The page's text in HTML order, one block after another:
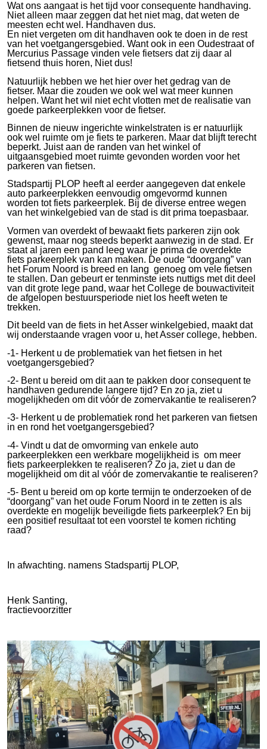
Wat ons aangaat is het tijd voor consequente handhaving.
Niet alleen maar zeggen dat het niet mag, dat weten de
meesten echt wel. Handhaven dus.
En niet vergeten om dit handhaven ook te doen in de rest
van het voetgangersgebied. Want ook in een Oudestraat of
Mercurius Passage vinden vele fietsers dat zij daar al
fietsend thuis horen, Niet dus!
Natuurlijk hebben we het hier over het gedrag van de
fietser. Maar die zouden we ook wel wat meer kunnen
helpen. Want het wil niet echt vlotten met de realisatie van
goede parkeerplekken voor de fietser.
Binnen de nieuw ingerichte winkelstraten is er natuurlijk
ook wel ruimte om je fiets te parkeren. Maar dat blijft terecht
beperkt. Juist aan de randen van het winkel of
uitgaansgebied moet ruimte gevonden worden voor het
parkeren van fietsen.
Stadspartij PLOP heeft al eerder aangegeven dat enkele
auto parkeerplekken eenvoudig omgevormd kunnen
worden tot fiets parkeerplek. Bij de diverse entree wegen
van het winkelgebied van de stad is dit prima toepasbaar.
Vormen van overdekt of bewaakt fiets parkeren zijn ook
gewenst, maar nog steeds beperkt aanwezig in de stad. Er
staat al jaren een pand leeg waar je prima de overdekte
fiets parkeerplek van kan maken. De oude “doorgang” van
het Forum Noord is breed en lang genoeg om vele fietsen
te stallen. Dan gebeurt er tenminste iets nuttigs met dit deel
van dit grote lege pand, waar het College de bouwactiviteit
de afgelopen bestuursperiode niet los heeft weten te
trekken.
Dit beeld van de fiets in het Asser winkelgebied, maakt dat
wij onderstaande vragen voor u, het Asser college, hebben.
-1- Herkent u de problematiek van het fietsen in het
voetgangersgebied?
-2- Bent u bereid om dit aan te pakken door consequent te
handhaven gedurende langere tijd? En zo ja, ziet u
mogelijkheden om dit vóór de zomervakantie te realiseren?
-3- Herkent u de problematiek rond het parkeren van fietsen
in en rond het voetgangersgebied?
-4- Vindt u dat de omvorming van enkele auto
parkeerplekken een werkbare mogelijkheid is om meer
fiets parkeerplekken te realiseren? Zo ja, ziet u dan de
mogelijkheid om dit al vóór de zomervakantie te realiseren?
-5- Bent u bereid om op korte termijn te onderzoeken of de
“doorgang” van het oude Forum Noord in te zetten is als
overdekte en mogelijk beveiligde fiets parkeerplek? En bij
een positief resultaat tot een voorstel te komen richting
raad?
In afwachting. namens Stadspartij PLOP,
Henk Santing,
fractievoorzitter